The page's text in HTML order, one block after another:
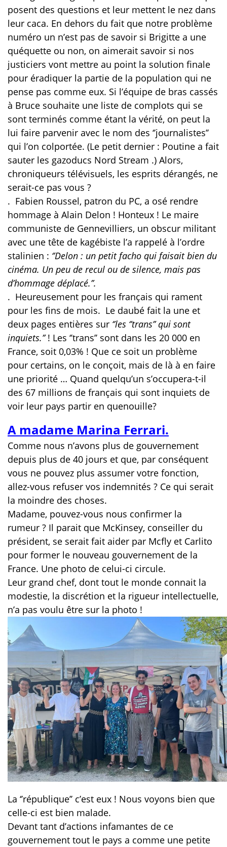
posent des questions et leur mettent le nez dans
leur caca. En dehors du fait que notre problème
numéro un n’est pas de savoir si Brigitte a une
quéquette ou non, on aimerait savoir si nos
justiciers vont mettre au point la solution finale
pour éradiquer la partie de la population qui ne
pense pas comme eux. Si l’équipe de bras cassés
à Bruce souhaite une liste de complots qui se
sont terminés comme étant la vérité, on peut la
lui faire parvenir avec le nom des ‘’journalistes’’
qui l’on colportée. (Le petit dernier : Poutine a fait
sauter les gazoducs Nord Stream .) Alors,
chroniqueurs télévisuels, les esprits dérangés, ne
serait-ce pas vous ?
. Fabien Roussel, patron du PC, a osé rendre
hommage à Alain Delon ! Honteux ! Le maire
communiste de Gennevilliers, un obscur militant
avec une tête de kagébiste l’a rappelé à l’ordre
stalinien : ‘’Delon : un petit facho qui faisait bien du
cinéma. Un peu de recul ou de silence, mais pas
d’hommage déplacé.’’.
. Heureusement pour les français qui rament
pour les fins de mois. Le daubé fait la une et
deux pages entières sur ‘’les ‘’trans’’ qui sont
inquiets.’’! Les ‘’trans’’ sont dans les 20 000 en
France, soit 0,03% ! Que ce soit un problème
pour certains, on le conçoit, mais de là à en faire
une priorité … Quand quelqu’un s’occupera-t-il
des 67 millions de français qui sont inquiets de
voir leur pays partir en quenouille?
A madame Marina Ferrari.
Comme nous n’avons plus de gouvernement
depuis plus de 40 jours et que, par conséquent
vous ne pouvez plus assumer votre fonction,
allez-vous refuser vos indemnités ? Ce qui serait
la moindre des choses.
Madame, pouvez-vous nous confirmer la
rumeur ? Il parait que McKinsey, conseiller du
président, se serait fait aider par Mcfly et Carlito
pour former le nouveau gouvernement de la
France. Une photo de celui-ci circule.
Leur grand chef, dont tout le monde connait la
modestie, la discrétion et la rigueur intellectuelle,
n’a pas voulu être sur la photo !
La ‘’république’’ c’est eux ! Nous voyons bien que
celle-ci est bien malade.
Devant tant d’actions infamantes de ce
gouvernement tout le pays a comme une petite